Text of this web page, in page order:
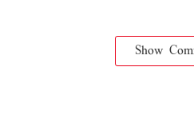
Show